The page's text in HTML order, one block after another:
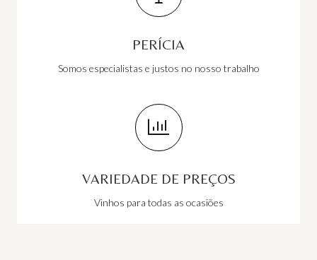
PERÍCIA
Somos especialistas e justos no nosso trabalho
VARIEDADE DE PREÇOS
Vinhos para todas as ocasiões